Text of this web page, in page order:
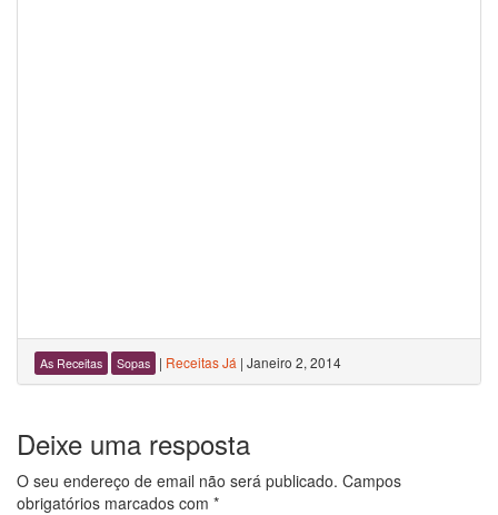
As Receitas Sopas | Receitas Já | Janeiro 2, 2014
Deixe uma resposta
O seu endereço de email não será publicado. Campos
obrigatórios marcados com *